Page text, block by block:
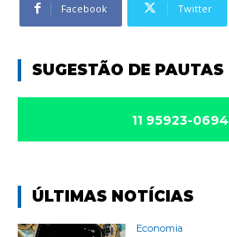
Facebook Twitter
SUGESTÃO DE PAUTAS
11 95923-0694
ÚLTIMAS NOTÍCIAS
Economia